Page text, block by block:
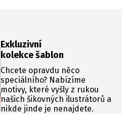
Exkluzivní
kolekce šablon
Chcete opravdu něco
speciálního? Nabízíme
motivy, které vyšly z rukou
našich šikovných ilustrátorů a
nikde jinde je nenajdete.